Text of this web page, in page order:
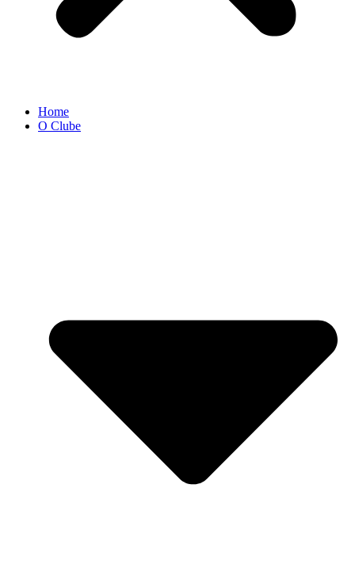
Home
O Clube